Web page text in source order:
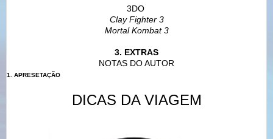
3DO
Clay Fighter 3
Mortal Kombat 3
3. EXTRAS
NOTAS DO AUTOR
1. APRESETAÇÃO
DICAS DA VIAGEM